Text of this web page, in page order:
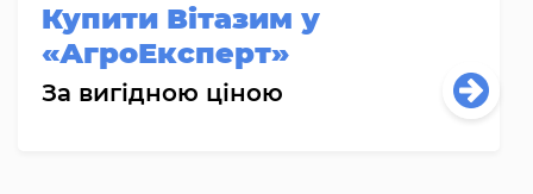
Купити Вітазим у
«АгроЕксперт»
За вигідною ціною